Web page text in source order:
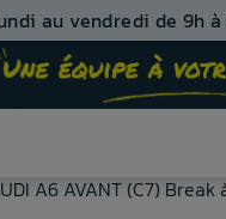
au vendredi de 9h à
A6 AVANT (C7)